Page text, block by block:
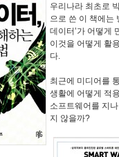
우리나라 최초로
으로 쓴 이 책에는
데이터’가 어떻게
이것을 어떻게 활
다.
최근에 미디어를
생활에 어떻게 적
소프트웨어를 지
지 않을까?